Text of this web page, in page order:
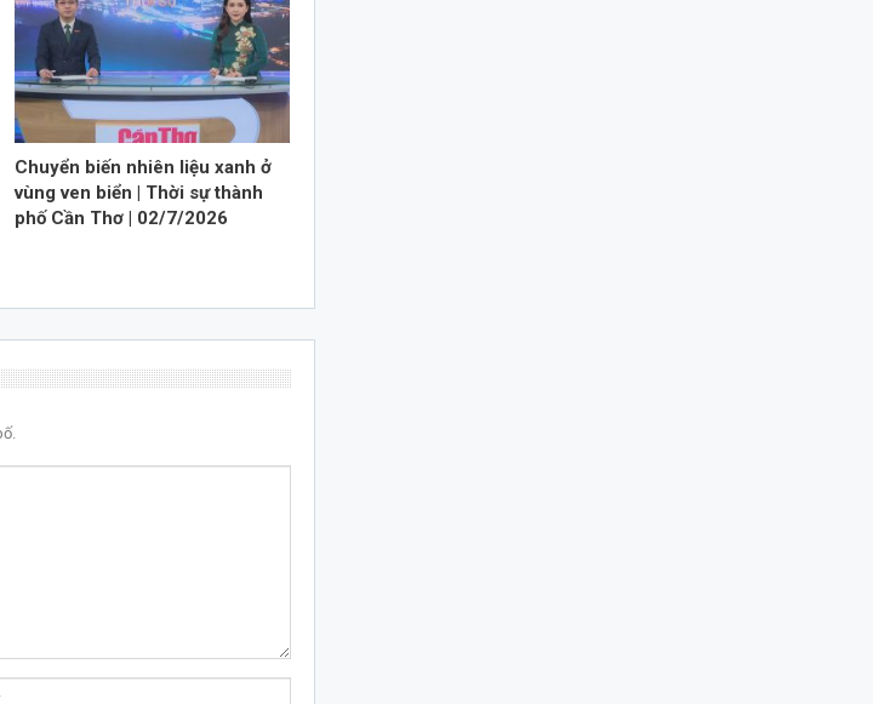
Chuyển biến nhiên liệu xanh ở
vùng ven biển | Thời sự thành
phố Cần Thơ | 02/7/2026